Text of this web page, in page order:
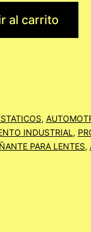
al carrito
,
INDUSTRIAL ,
PARA LENTES,